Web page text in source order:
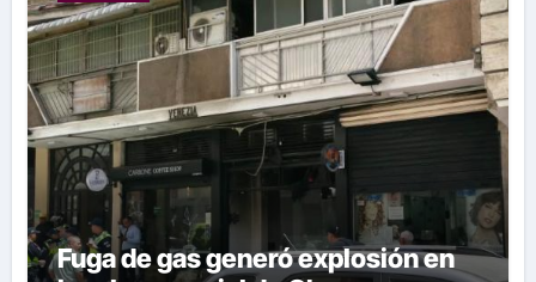
Fuga de gas generó explosión en